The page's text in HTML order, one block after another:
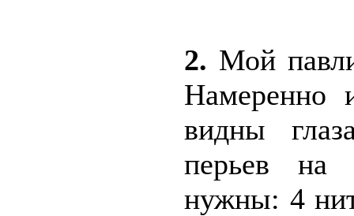
2. Мой
Намеренно
видны
перьев на
нужны: 4